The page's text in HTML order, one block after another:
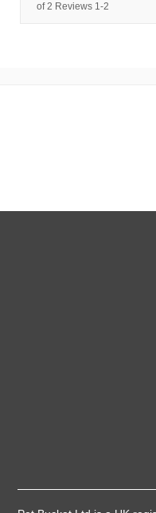
1-2 of 2 Reviews